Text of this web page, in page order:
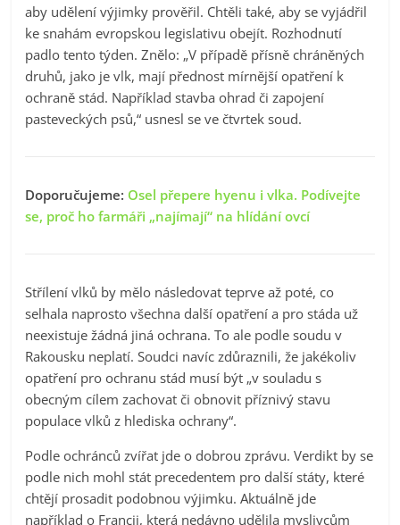
aby udělení výjimky prověřil. Chtěli také, aby se vyjádřil
ke snahám evropskou legislativu obejít. Rozhodnutí
padlo tento týden. Znělo: „V případě přísně chráněných
druhů, jako je vlk, mají přednost mírnější opatření k
ochraně stád. Například stavba ohrad či zapojení
pasteveckých psů,“ usnesl se ve čtvrtek soud.
Doporučujeme: Osel přepere hyenu i vlka. Podívejte
se, proč ho farmáři „najímají“ na hlídání ovcí
Střílení vlků by mělo následovat teprve až poté, co
selhala naprosto všechna další opatření a pro stáda už
neexistuje žádná jiná ochrana. To ale podle soudu v
Rakousku neplatí. Soudci navíc zdůraznili, že jakékoliv
opatření pro ochranu stád musí být „v souladu s
obecným cílem zachovat či obnovit příznivý stavu
populace vlků z hlediska ochrany“.
Podle ochránců zvířat jde o dobrou zprávu. Verdikt by se
podle nich mohl stát precedentem pro další státy, které
chtějí prosadit podobnou výjimku. Aktuálně jde
například o Francii, která nedávno udělila myslivcům